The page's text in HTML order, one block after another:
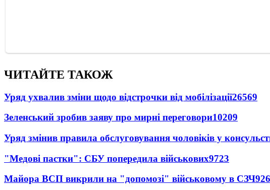
ЧИТАЙТЕ ТАКОЖ
Уряд ухвалив зміни щодо відстрочки від мобілізації26569
Зеленський зробив заяву про мирні переговори10209
Уряд змінив правила обслуговування чоловіків у
"Медові пастки": СБУ попередила військових9723
Майора ВСП викрили на "допомозі" військовому в СЗЧ